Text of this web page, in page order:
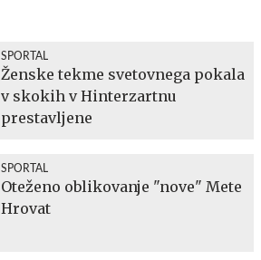
SPORTAL
Ženske tekme svetovnega pokala
v skokih v Hinterzartnu
prestavljene
SPORTAL
Oteženo oblikovanje "nove" Mete
Hrovat